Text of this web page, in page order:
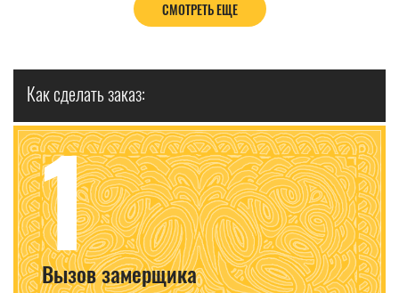
СМОТРЕТЬ ЕЩЕ
Как сделать заказ:
1
Вызов замерщика